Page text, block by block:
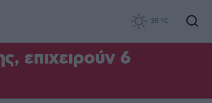
35 °C
επιχειρούν 6